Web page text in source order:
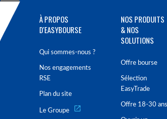
À PROPOS
D'EASYBOURSE
Qui sommes-nous ?
Nos engagements
RSE
Plan du site
Le Groupe
NOS PRODUITS
& NOS
SOLUTIONS
Offre bourse
Sélection
EasyTrade
Offre 18-30 ans